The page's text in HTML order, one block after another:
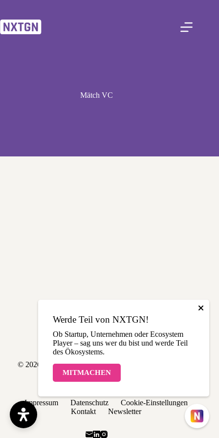
springen
Mätch VC
© 2026 NXTGN | Made with love in THE LÄND
Impressum Datenschutz
Cookie-Einstellungen
Kontakt
Newsletter
Werde Teil von NXTGN!
Ob Startup, Unternehmen oder Ecosystem
Player – sag uns wer du bist und werde Teil
des Ökosystems.
MITMACHEN